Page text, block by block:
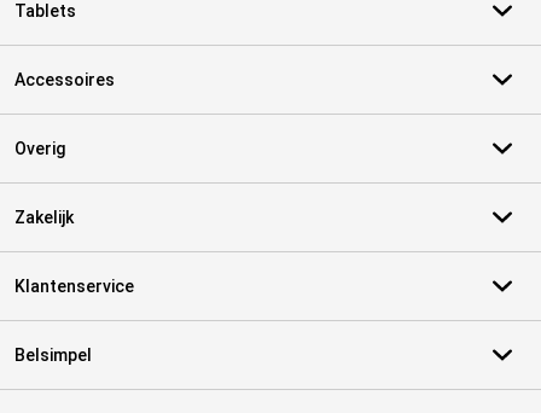
Tablets
Accessoires
Overig
Zakelijk
Klantenservice
Belsimpel